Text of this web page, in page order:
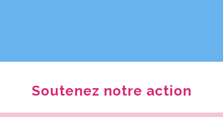
Soutenez notre action